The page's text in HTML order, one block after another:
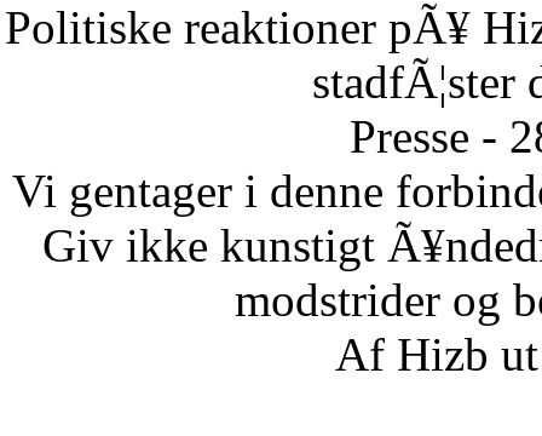
Politiske reaktioner pÃ¥
Presse -
Vi gentager i denne
Giv ikke kunstigt
modstrider og
Af Hizb